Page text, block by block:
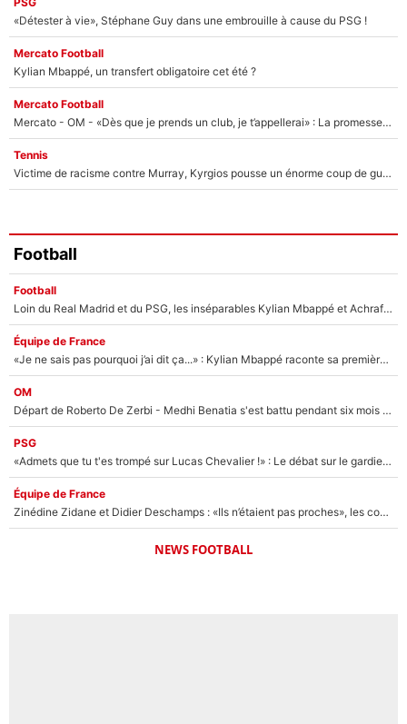
«Détester à vie», Stéphane Guy dans une embrouille à cause du PSG !
Mercato Football
Kylian Mbappé, un transfert obligatoire cet été ?
Mercato Football
Mercato - OM - «Dès que je prends un club, je t’appellerai» : La promesse de Marcelino au moment de claquer la porte
Tennis
Victime de racisme contre Murray, Kyrgios pousse un énorme coup de gueule !
Football
Football
Loin du Real Madrid et du PSG, les inséparables Kylian Mbappé et Achraf Hakimi changent d'équipe le temps d'une journée !
Équipe de France
«Je ne sais pas pourquoi j’ai dit ça...» : Kylian Mbappé raconte sa première rencontre avec Zinédine Zidane (et c’est très drôle)
OM
Départ de Roberto De Zerbi - Medhi Benatia s'est battu pendant six mois pour le retenir à l'OM, le PSG a été le naufrage de trop : «Je pars avec toi»
PSG
«Admets que tu t'es trompé sur Lucas Chevalier !» : Le débat sur le gardien du PSG vire au clash à l'After Foot
Équipe de France
Zinédine Zidane et Didier Deschamps : «Ils n’étaient pas proches», les confidences d’un membre de l’équipe de France 1998 sur leur relation spéciale
NEWS FOOTBALL